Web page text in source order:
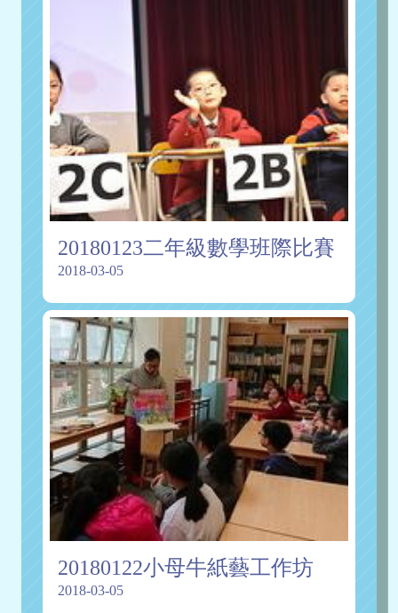
20180123二年級數學班際比賽
2018-03-05
20180122小母牛紙藝工作坊
2018-03-05